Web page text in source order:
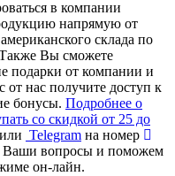
в компании
напрямую от
склада по
Также Вы сможете
подарки от компании и
от нас получите доступ к
бонусы. Подробнее о
со скидкой от 25 до
или Telegram на номер
Ваши вопросы и поможем
он-лайн.